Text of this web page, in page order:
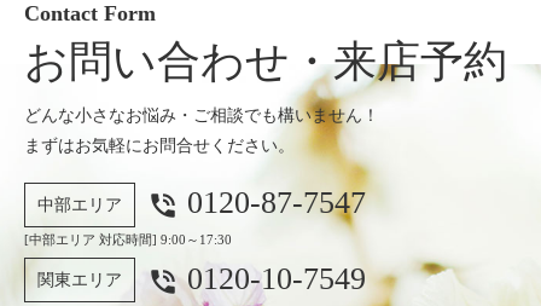
Contact Form
お問い合わせ・来店予約
どんな小さなお悩み・ご相談でも構いません！
まずはお気軽にお問合せください。
中部エリア phone_in_talk 0120-87-7547
[中部エリア 対応時間] 9:00～17:30
関東エリア phone_in_talk0120-10-7549